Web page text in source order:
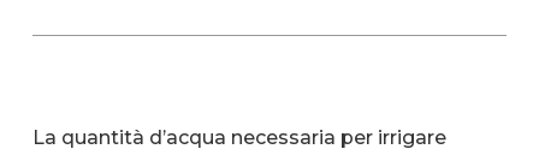
La quantità d’acqua necessaria per irrigare